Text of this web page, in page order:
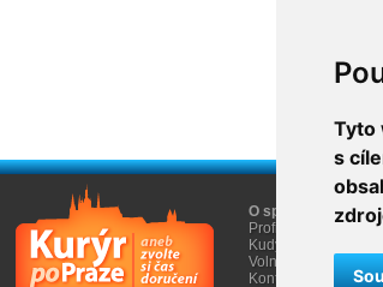
Tyto
s
O společnosti
Profil firmy AGEM
Kudy k nám
Volná místa
Kontakty